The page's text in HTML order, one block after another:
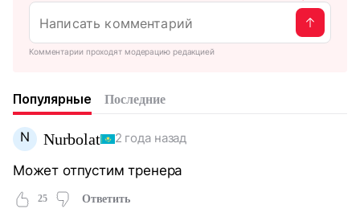
Комментарии проходят модерацию редакцией
Популярные Последние
N Nurbolat 2 года назад
Может отпустим тренера
25 Ответить